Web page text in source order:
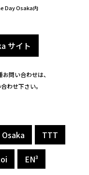
Day Osaka内
サイト
問い合わせは、
わせ下さい。
TTT
EN³